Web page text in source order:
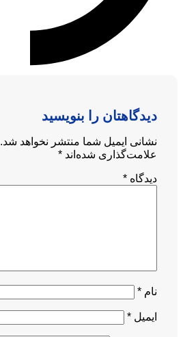
دیدگاهتان را بنویسید
نشانی ایمیل شما منتشر نخواهد شد.
علامت‌گذاری شده‌اند *
دیدگاه *
نام *
ایمیل *